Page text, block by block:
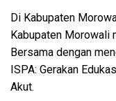
Di Kabupaten
Kabupaten Morowali
Bersama dengan
ISPA: Gerakan
Akut.